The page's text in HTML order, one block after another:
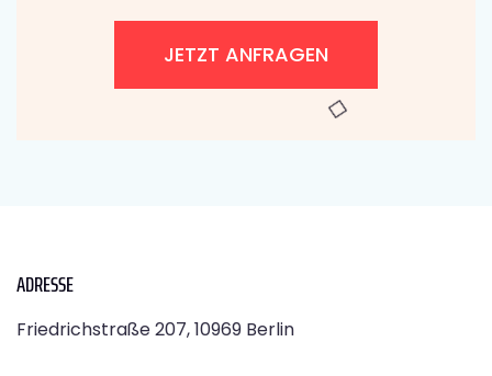
JETZT ANFRAGEN
ADRESSE
Friedrichstraße 207, 10969 Berlin